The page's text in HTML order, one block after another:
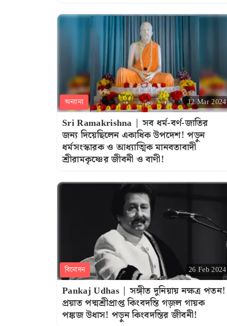
অন্যান্য 12 Mar 2024
Sri Ramakrishna | সব ধর্ম-বর্ণ-জাতির
জন্য দিয়েছিলেন একাধিক উপদেশ! পড়ুন
ধর্মসংস্কারক ও আধ্যাত্মিক মানবতাবাদী
শ্রীরামকৃষ্ণের জীবনী ও বাণী!
বিনোদন 26 Feb 2024
Pankaj Udhas | সঙ্গীত দুনিয়ায় নক্ষত্র পতন!
প্রয়াত পদ্মশ্রীপ্রাপ্ত কিংবদন্তি গজ়ল গায়ক
পঙ্কজ উধাস! পড়ুন কিংবদন্তির জীবনী!